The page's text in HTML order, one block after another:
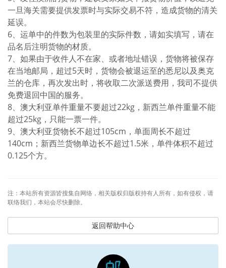
一旦海关需要提供发票时与实际交易不符，造成货物的清关
延误。
6、运单中的件数为包装里的实际件数，请如实填写，请在
品名后注明货物的材质。
7、如果由于收件人不在家、或者地址错误，货物将被保存
在当地邮局，超过5天时，货物会被退运至的悉尼以及奥克
兰的仓库，再次发出时，将收取二次派送费用，我司不提供
免费退回中国的服务。
8、澳大利亚单件重量不要超过22kg，新西兰单件重量不能
超过25kg，只能一票一件。
9、澳大利亚货物长不超过105cm，单面周长不超过
140cm；新西兰货物单边长不超过1.5米，单件体积不超过
0.125个方。
注：本站所有资源皆搜集自网络，相关版权归版权持有人所有，如有侵权，请
联络我们，本站会尽快删除。
返回帮助中心